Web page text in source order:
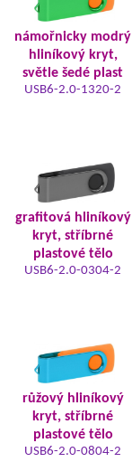
námořnicky modrý
hliníkový kryt,
světle šedé plast
USB6-2.0-1320-2
grafitová hliníkový
kryt, stříbrné
plastové tělo
USB6-2.0-0304-2
růžový hliníkový
kryt, stříbrné
plastové tělo
USB6-2.0-0804-2